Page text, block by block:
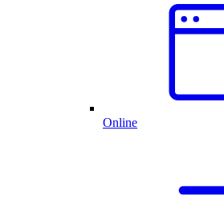
Online